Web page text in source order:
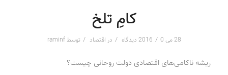
کامِ تلخ
28 می 2016 / 0 دیدگاه / در اقتصاد / توسطraminf
ریشه ناکامی‌های اقتصادی دولت روحانی چیست؟